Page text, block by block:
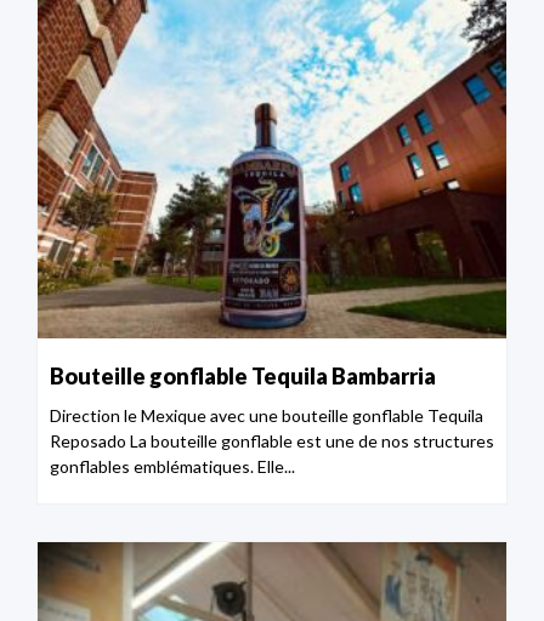
Bouteille gonflable Tequila Bambarria
Direction le Mexique avec une bouteille gonflable Tequila
Reposado La bouteille gonflable est une de nos structures
gonflables emblématiques. Elle...